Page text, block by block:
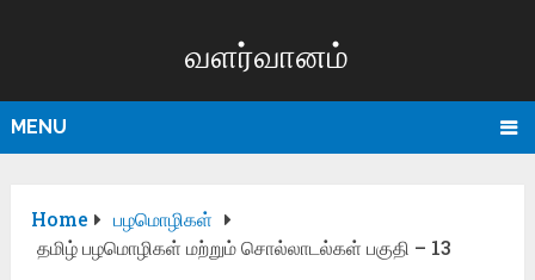
வளர்வானம்
MENU
Home
பழமொழிகள்
தமிழ் பழமொழிகள் மற்றும் சொல்லாடல்கள் பகுதி – 13